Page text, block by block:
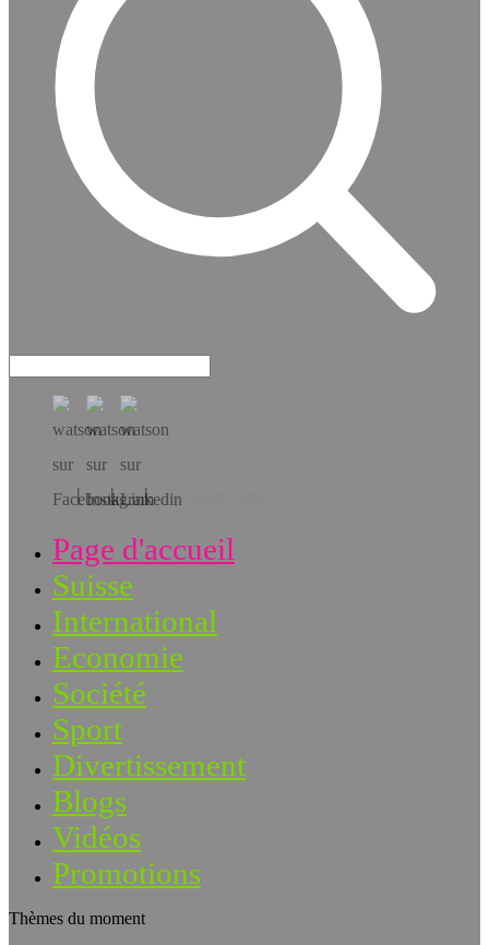
Téléchargez l’app!
Page d'accueil
Suisse
International
Economie
Société
Sport
Divertissement
Blogs
Vidéos
Promotions
Thèmes du moment